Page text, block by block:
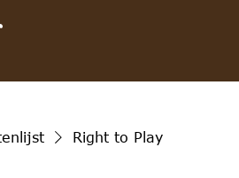
Right to Play